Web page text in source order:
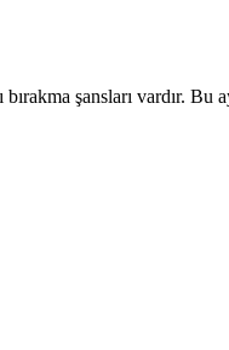
şansları vardır. Bu